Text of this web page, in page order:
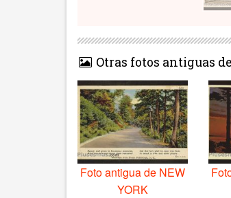
Otras fotos antiguas
Foto antigua de NEW
YORK